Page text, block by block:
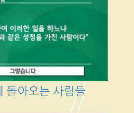
돌아오는 사람들